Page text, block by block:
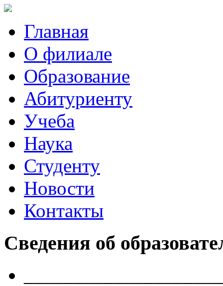
Главная
О филиале
Образование
Абитуриенту
Учеба
Наука
Студенту
Новости
Контакты
Сведения об